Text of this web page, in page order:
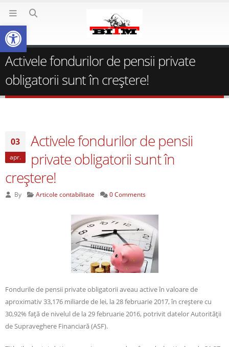
Activele fondurilor de pensii private
obligatorii sunt în creştere!
03
apr.
Activele fondurilor de pensii
private obligatorii sunt în
creştere!
By Articole contabilitate 0 Comments
Fondurile de pensii private obligatorii aveau active în valoare de
aproximativ 33,176 miliarde de lei, la 28 februarie 2017, în creştere cu
30,92% faţă de nivelul de la 29 februarie 2016, potrivit datelor Autorităţii
de Supraveghere Financiară (ASF).
Deschide bara de unelte